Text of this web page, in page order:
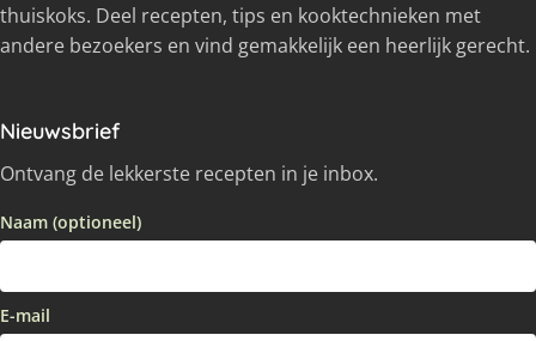
thuiskoks. Deel recepten, tips en kooktechnieken met
andere bezoekers en vind gemakkelijk een heerlijk gerecht.
Nieuwsbrief
Ontvang de lekkerste recepten in je inbox.
Naam (optioneel)
E-mail